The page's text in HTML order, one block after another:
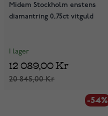
Midem Stockholm enstens
diamantring 0,75ct vitguld
I lager
20 845,00 Kr
12 089,00 Kr
-54%